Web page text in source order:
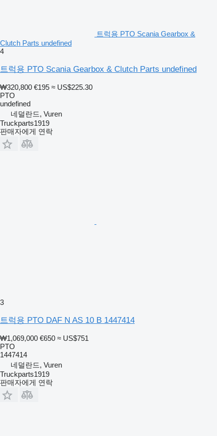
트럭용 PTO Scania Gearbox &
Clutch Parts undefined
4
트럭용 PTO Scania Gearbox & Clutch Parts undefined
₩320,800 €195 ≈ US$225.30
PTO
undefined
네덜란드, Vuren
Truckparts1919
판매자에게 연락
3
트럭용 PTO DAF N AS 10 B 1447414
₩1,069,000 €650 ≈ US$751
PTO
1447414
네덜란드, Vuren
Truckparts1919
판매자에게 연락